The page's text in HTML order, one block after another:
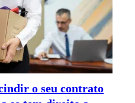
o seu contrato